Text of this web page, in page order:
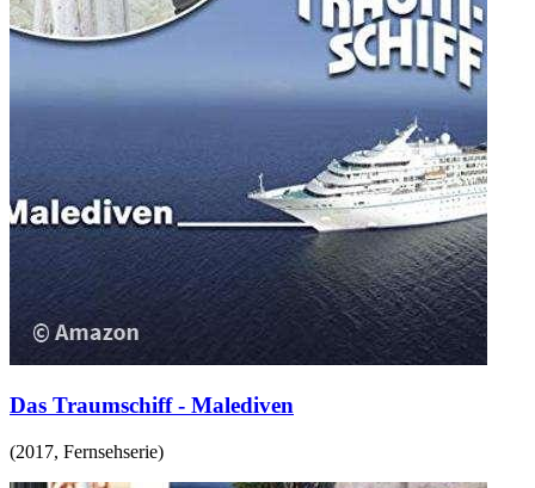
Das Traumschiff - Malediven
(2017, Fernsehserie)